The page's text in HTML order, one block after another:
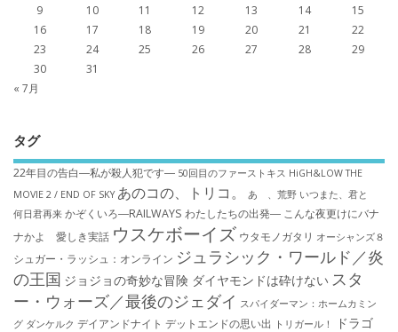
9
10 11 12 13 14
15
16
17 18 19 20 21
22
23
24 25 26 27 28
29
30
31
« 7月
タグ
22年目の告白―私が殺人犯です― 50回目のファーストキス HiGH&LOW THE
MOVIE 2 / END OF SKY あのコの、トリコ。 あゝ、荒野 いつまた、君と
何日君再来 かぞくいろ―RAILWAYS わたしたちの出発― こんな夜更けにバナ
ナかよ 愛しき実話 ウスケボーイズ ウタモノガタリ オーシャンズ８
シュガー・ラッシュ：オ​ンライン ジュラシック・ワールド／炎
の王国 ジョジョの奇妙な冒険 ダイヤモンドは砕けない スタ
ー・ウォーズ／最後のジェダイ スパイダーマン：ホームカミン
グ ダンケルク デイアンドナイト デットエンドの思い出 トリガール！ ドラゴ